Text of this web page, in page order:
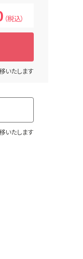
（税込）
いたします
いたします